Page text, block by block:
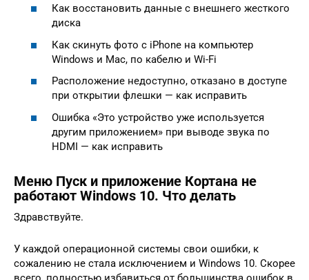
Как восстановить данные с внешнего жесткого
диска
Как скинуть фото с iPhone на компьютер
Windows и Mac, по кабелю и Wi-Fi
Расположение недоступно, отказано в доступе
при открытии флешки — как исправить
Ошибка «Это устройство уже используется
другим приложением» при выводе звука по
HDMI — как исправить
Меню Пуск и приложение Кортана не
работают Windows 10. Что делать
Здравствуйте.
У каждой операционной системы свои ошибки, к
сожалению не стала исключением и Windows 10. Скорее